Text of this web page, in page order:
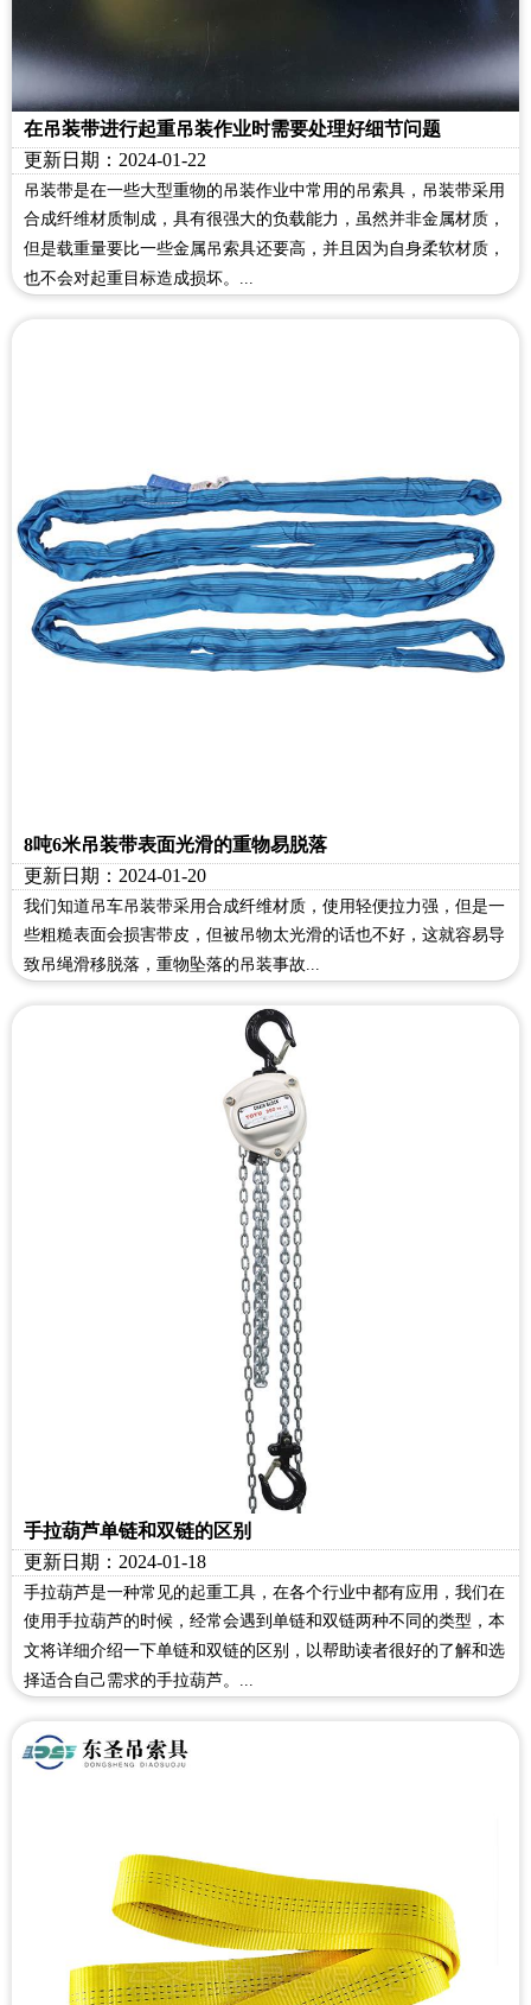
在吊装带进行起重吊装作业时需要处理好细节问题
更新日期：2024-01-22
吊装带是在一些大型重物的吊装作业中常用的吊索具，吊装带采用
合成纤维材质制成，具有很强大的负载能力，虽然并非金属材质，
但是载重量要比一些金属吊索具还要高，并且因为自身柔软材质，
也不会对起重目标造成损坏。...
8吨6米吊装带表面光滑的重物易脱落
更新日期：2024-01-20
我们知道吊车吊装带采用合成纤维材质，使用轻便拉力强，但是一
些粗糙表面会损害带皮，但被吊物太光滑的话也不好，这就容易导
致吊绳滑移脱落，重物坠落的吊装事故...
手拉葫芦单链和双链的区别
更新日期：2024-01-18
手拉葫芦是一种常见的起重工具，在各个行业中都有应用，我们在
使用手拉葫芦的时候，经常会遇到单链和双链两种不同的类型，本
文将详细介绍一下单链和双链的区别，以帮助读者很好的了解和选
择适合自己需求的手拉葫芦。...